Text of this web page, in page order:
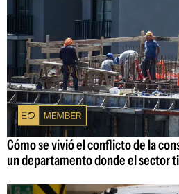
Cómo se vivió el conflicto de la
un departamento donde el sector